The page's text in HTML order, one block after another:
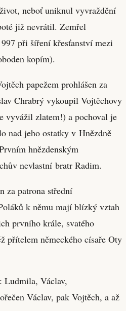
neboť uniknul vyvraždění
již nevrátil. Zemřel
při šíření křesťanství mezi
kopím).
papežem prohlášen za
Chrabrý vykoupil Vojtěchovy
vyvážil zlatem!) a pochoval je
nad jeho ostatky v Hnězdně
hnězdenským
nevlastní bratr Radim.
za patrona střední
k němu mají blízký vztah
prvního krále, svatého
přítelem německého císaře Oty
Ludmila, Václav,
Václav, pak Vojtěch, a až